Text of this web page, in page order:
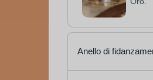
Anello di